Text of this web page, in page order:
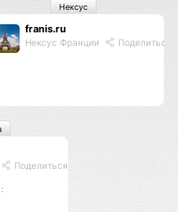
franis.ru
Нексус Франции Поделиться
Нексус
Поделиться